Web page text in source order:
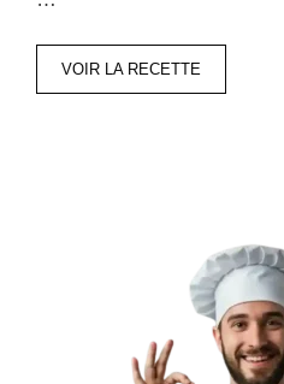
VOIR LA RECETTE